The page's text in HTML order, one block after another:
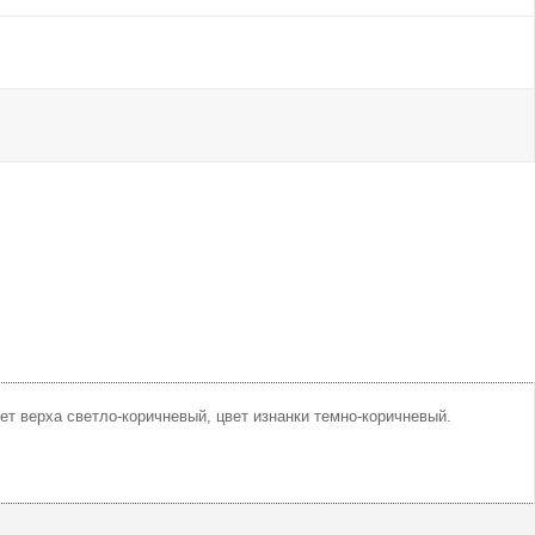
светло-коричневый, цвет изнанки темно-коричневый.